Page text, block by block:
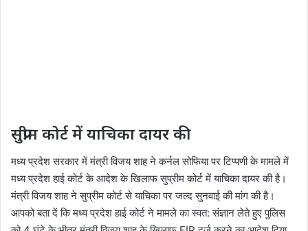
सुप्रीम कोर्ट में याचिका दायर की
मध्य प्रदेश सरकार में मंत्री विजय शाह ने कर्नल सोफिया पर टिप्पणी के मामले में
मध्य प्रदेश हाई कोर्ट के आदेश के खिलाफ सुप्रीम कोर्ट में याचिका दायर की है।
मंत्री विजय शाह ने सुप्रीम कोर्ट से याचिका पर जल्द सुनवाई की मांग की है।
आपको बता दें कि मध्य प्रदेश हाई कोर्ट ने मामले का स्वत: संज्ञान लेते हुए पुलिस